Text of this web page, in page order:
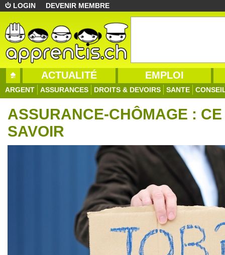
LOGIN DEVENIR MEMBRE
ACTUALITÉ EMPLOI
ARGENT ASSURANCES DROITS & DEVOIRS SANTE
ASSURANCE-CHÔMAGE :
SAVOIR